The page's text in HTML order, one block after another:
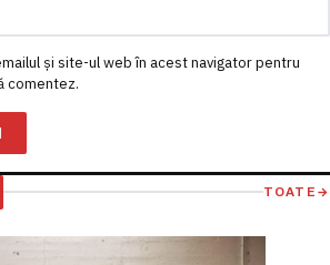
și site-ul web în acest navigator pentru
comentez.
TOATE →